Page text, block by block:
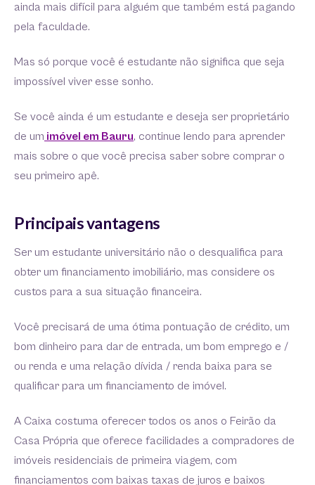
ainda mais difícil para alguém que também está pagando
pela faculdade.
Mas só porque você é estudante não significa que seja
impossível viver esse sonho.
Se você ainda é um estudante e deseja ser proprietário
de um imóvel em Bauru, continue lendo para aprender
mais sobre o que você precisa saber sobre comprar o
seu primeiro apê.
Principais vantagens
Ser um estudante universitário não o desqualifica para
obter um financiamento imobiliário, mas considere os
custos para a sua situação financeira.
Você precisará de uma ótima pontuação de crédito, um
bom dinheiro para dar de entrada, um bom emprego e /
ou renda e uma relação dívida / renda baixa para se
qualificar para um financiamento de imóvel.
A Caixa costuma oferecer todos os anos o Feirão da
Casa Própria que oferece facilidades a compradores de
imóveis residenciais de primeira viagem, com
financiamentos com baixas taxas de juros e baixos